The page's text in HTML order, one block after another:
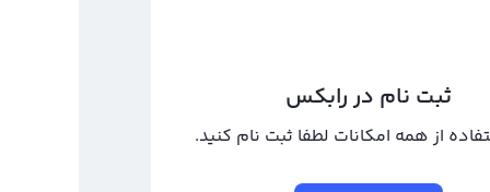
ثبت نام در رابکس
از همه امکانات لطفا ثبت نام کنید.